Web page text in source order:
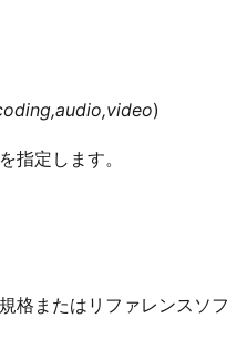
)
指定します。
格またはリファレンスソフ